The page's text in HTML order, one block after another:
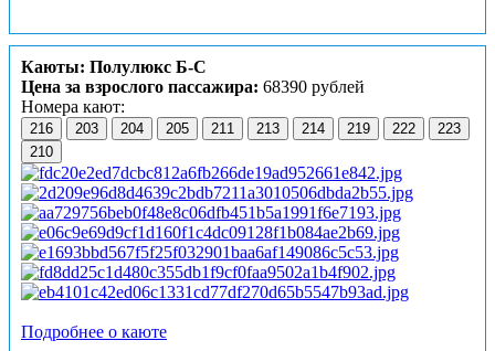
Каюты: Полулюкс Б-С
Цена за взрослого пассажира: 68390 рублей
Номера кают:
216 203 204 205 211 213 214 219 222
223
210
Подробнее о каюте